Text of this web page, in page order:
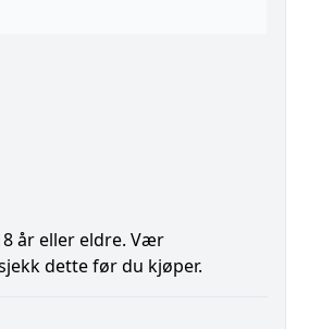
år eller eldre. Vær
dette før du kjøper.